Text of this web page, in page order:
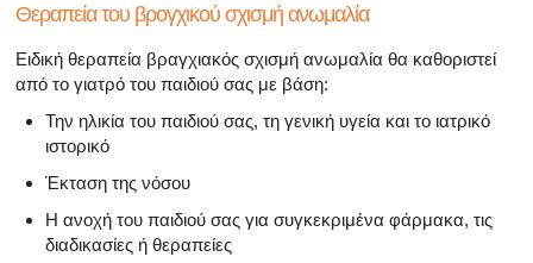
Θεραπεία του βρογχικού σχισμή ανωμαλία
Ειδική θεραπεία βραγχιακός σχισμή ανωμαλία θα καθοριστεί
από το γιατρό του παιδιού σας με βάση:
Την ηλικία του παιδιού σας, τη γενική υγεία και το ιατρικό
ιστορικό
Έκταση της νόσου
Η ανοχή του παιδιού σας για συγκεκριμένα φάρμακα, τις
διαδικασίες ή θεραπείες